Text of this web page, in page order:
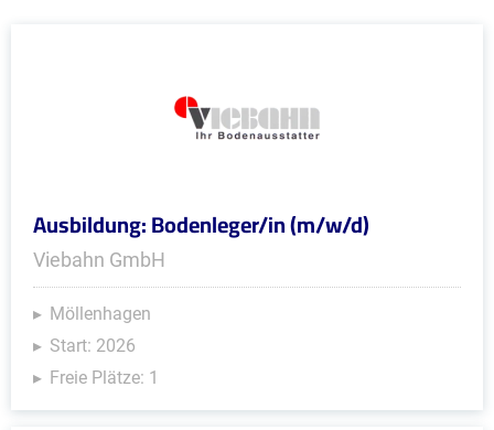
Ausbildung: Bodenleger/in (m/w/d)
Viebahn GmbH
Möllenhagen
Start: 2026
Freie Plätze: 1